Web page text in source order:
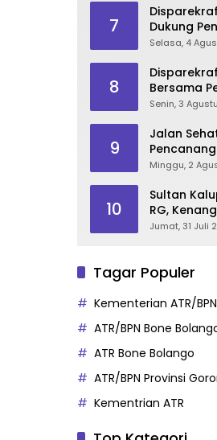
7
Dukung
Berikan
Selasa, 4
8
Bersama
Bahas
Senin, 3
9
Jalan
Danau
Minggu, 2
10
Sultan
RG,
Jumat, 31 Juli
Tagar Populer
Kementerian ATR/BPN
ATR/BPN Bone
ATR Bone Bolango
ATR/BPN Provinsi
Kementrian ATR